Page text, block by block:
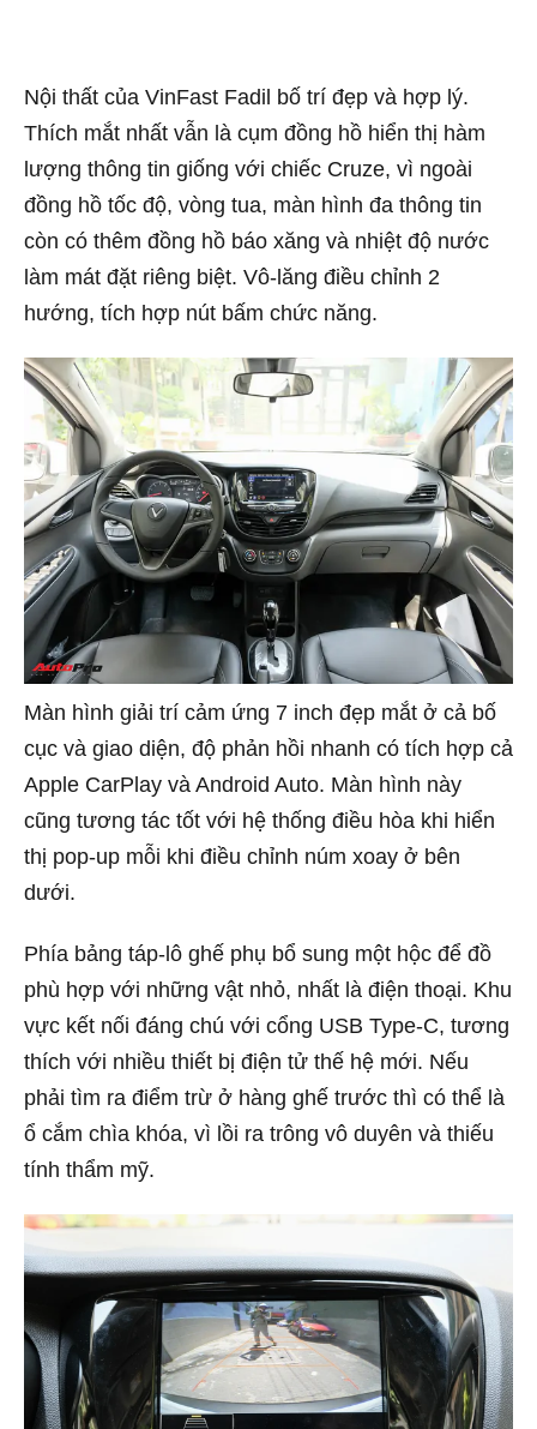
Nội thất của VinFast Fadil bố trí đẹp và hợp lý.
Thích mắt nhất vẫn là cụm đồng hồ hiển thị hàm
lượng thông tin giống với chiếc Cruze, vì ngoài
đồng hồ tốc độ, vòng tua, màn hình đa thông tin
còn có thêm đồng hồ báo xăng và nhiệt độ nước
làm mát đặt riêng biệt. Vô-lăng điều chỉnh 2
hướng, tích hợp nút bấm chức năng.
Màn hình giải trí cảm ứng 7 inch đẹp mắt ở cả bố
cục và giao diện, độ phản hồi nhanh có tích hợp cả
Apple CarPlay và Android Auto. Màn hình này
cũng tương tác tốt với hệ thống điều hòa khi hiển
thị pop-up mỗi khi điều chỉnh núm xoay ở bên
dưới.
Phía bảng táp-lô ghế phụ bổ sung một hộc để đồ
phù hợp với những vật nhỏ, nhất là điện thoại. Khu
vực kết nối đáng chú với cổng USB Type-C, tương
thích với nhiều thiết bị điện tử thế hệ mới. Nếu
phải tìm ra điểm trừ ở hàng ghế trước thì có thể là
ổ cắm chìa khóa, vì lồi ra trông vô duyên và thiếu
tính thẩm mỹ.